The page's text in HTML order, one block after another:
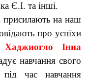
Є.І. та інші.
присилають на наш
про успіхи
Хаджиогло Інна
навчання свого
час навчання